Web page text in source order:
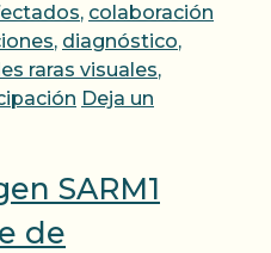
, colaboración
, diagnóstico,
raras visuales,
Deja un
SARM1
de